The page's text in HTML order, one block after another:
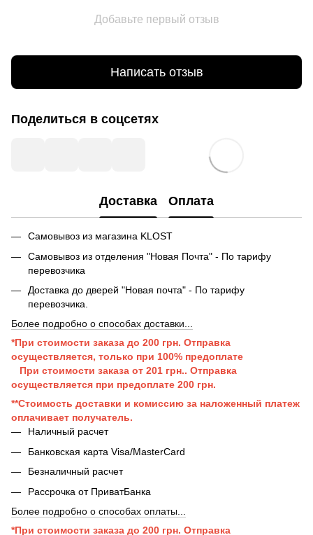
Добавьте первый отзыв
Написать отзыв
Поделиться в соцсетях
Доставка Оплата
Самовывоз из магазина KLOST
Самовывоз из отделения "Новая Почта" - По тарифу
перевозчика
Доставка до дверей "Новая почта" - По тарифу
перевозчика.
Более подробно о способах доставки...
*При стоимости заказа до 200 грн. Отправка
осуществляется, только при 100% предоплате
При стоимости заказа от 201 грн.. Отправка
осуществляется при предоплате 200 грн.
**Стоимость доставки и комиссию за наложенный платеж
оплачивает получатель.
Наличный расчет
Банковская карта Visa/MasterCard
Безналичный расчет
Рассрочка от ПриватБанка
Более подробно о способах оплаты...
*При стоимости заказа до 200 грн. Отправка